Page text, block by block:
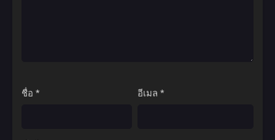
ชื่อ * อีเมล *